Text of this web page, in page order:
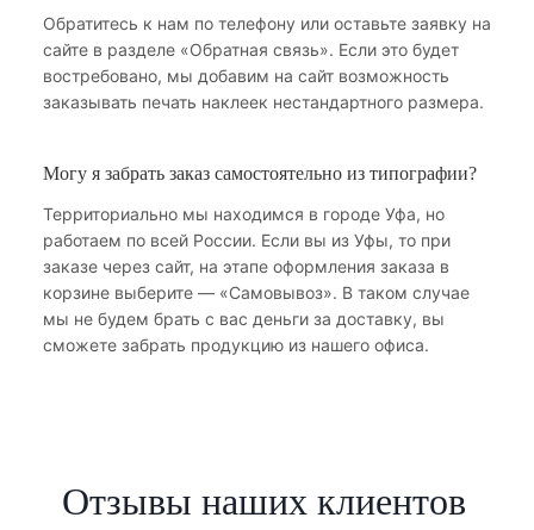
Обратитесь к нам по телефону или оставьте заявку на
сайте в разделе «Обратная связь». Если это будет
востребовано, мы добавим на сайт возможность
заказывать печать наклеек нестандартного размера.
Могу я забрать заказ самостоятельно из типографии?
Территориально мы находимся в городе Уфа, но
работаем по всей России. Если вы из Уфы, то при
заказе через сайт, на этапе оформления заказа в
корзине выберите — «Самовывоз». В таком случае
мы не будем брать с вас деньги за доставку, вы
сможете забрать продукцию из нашего офиса.
Отзывы наших клиентов